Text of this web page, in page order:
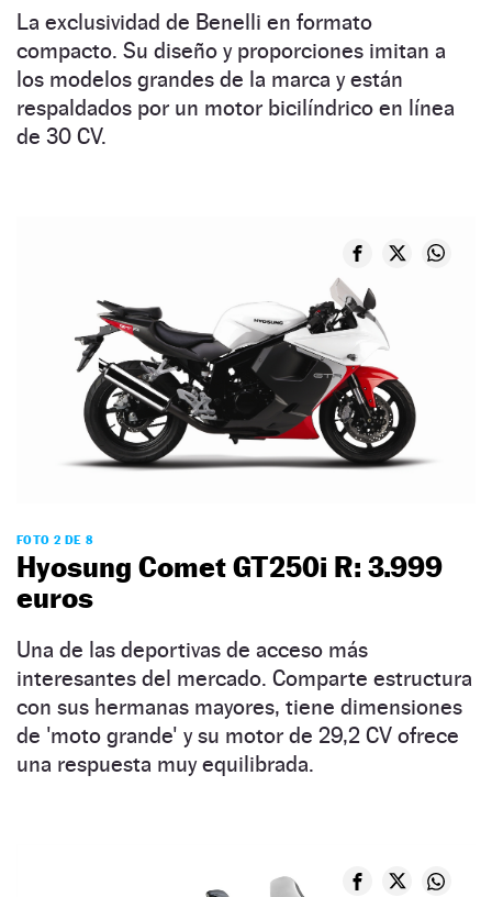
La exclusividad de Benelli en formato
compacto. Su diseño y proporciones imitan a
los modelos grandes de la marca y están
respaldados por un motor bicilíndrico en línea
de 30 CV.
FOTO 2 DE 8
Hyosung Comet GT250i R: 3.999
euros
Una de las deportivas de acceso más
interesantes del mercado. Comparte estructura
con sus hermanas mayores, tiene dimensiones
de 'moto grande' y su motor de 29,2 CV ofrece
una respuesta muy equilibrada.